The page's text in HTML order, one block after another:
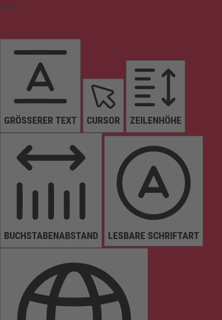
Inhalt
GRÖSSERER TEXT CURSOR ZEILENHÖHE
BUCHSTABENABSTAND LESBARE SCHRIFTART